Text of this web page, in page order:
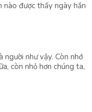
nào được thấy ngày hắn
như vậy. Còn nhớ
còn nhỏ hơn chúng ta,